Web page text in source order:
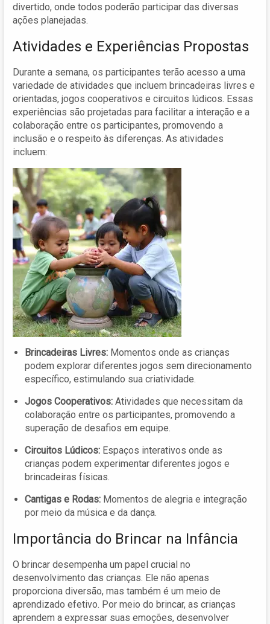
divertido, onde todos poderão participar das diversas
ações planejadas.
Atividades e Experiências Propostas
Durante a semana, os participantes terão acesso a uma
variedade de atividades que incluem brincadeiras livres e
orientadas, jogos cooperativos e circuitos lúdicos. Essas
experiências são projetadas para facilitar a interação e a
colaboração entre os participantes, promovendo a
inclusão e o respeito às diferenças. As atividades
incluem:
Brincadeiras Livres: Momentos onde as crianças
podem explorar diferentes jogos sem direcionamento
específico, estimulando sua criatividade.
Jogos Cooperativos: Atividades que necessitam da
colaboração entre os participantes, promovendo a
superação de desafios em equipe.
Circuitos Lúdicos: Espaços interativos onde as
crianças podem experimentar diferentes jogos e
brincadeiras físicas.
Cantigas e Rodas: Momentos de alegria e integração
por meio da música e da dança.
Importância do Brincar na Infância
O brincar desempenha um papel crucial no
desenvolvimento das crianças. Ele não apenas
proporciona diversão, mas também é um meio de
aprendizado efetivo. Por meio do brincar, as crianças
aprendem a expressar suas emoções, desenvolver